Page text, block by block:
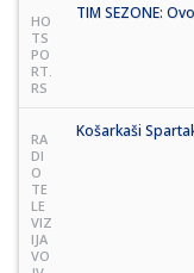
HO
TS
PO
RT.
RS
TIM SEZONE:
RA
DI
O
TE
LE
VIZ
IJA
VO
Košarkaši